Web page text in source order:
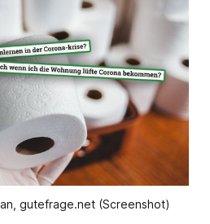
gutefrage.net (Screenshot)